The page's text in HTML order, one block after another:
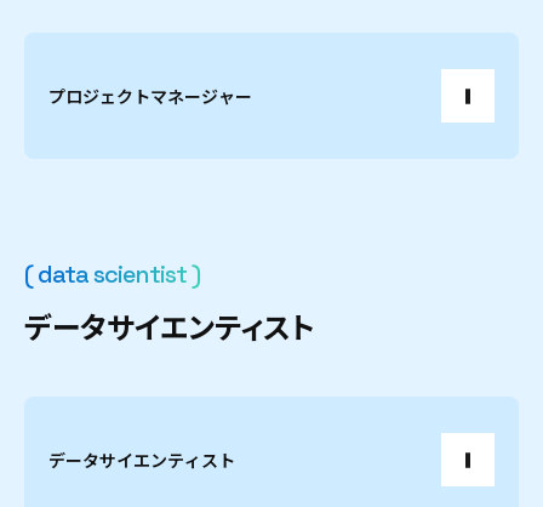
プロジェクトマネージャー
( data scientist )
データサイエンティスト
データサイエンティスト